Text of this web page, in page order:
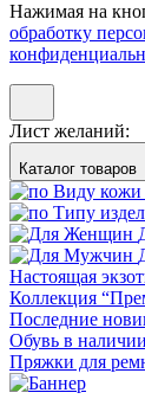
Нажимая на
обработку
Лист желаний:
Каталог товаров
Настоящая
Коллекция
Последние
Обувь в
Пряжки для